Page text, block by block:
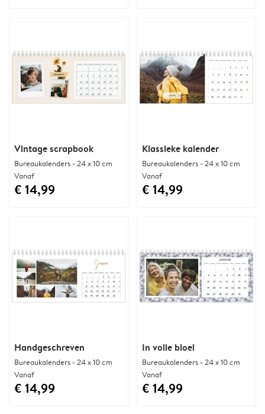
Vintage scrapbook
Bureaukalenders - 24 x 10 cm
Vanaf
€ 14,99
Klassieke kalender
Bureaukalenders - 24 x 10 cm
Vanaf
€ 14,99
Handgeschreven
Bureaukalenders - 24 x 10 cm
Vanaf
€ 14,99
In volle bloei
Bureaukalenders - 24 x 10 cm
Vanaf
€ 14,99